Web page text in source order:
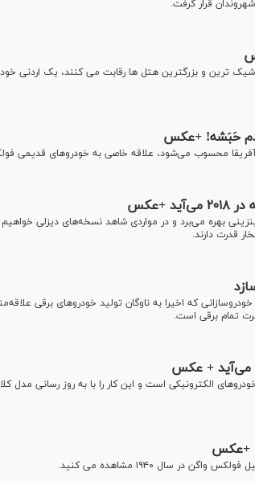
قرار گرفت.
شیک ترین و بزرگترین هتل ها رقابت می کنند، یک اردنی
حَبَشه! +عکس
محسوب می‌شود، علاقه خاصی به خودرو‌های قدیمی
بهره می‌برد و در مواردی شاهد نسخه‌های دیزلی
که اخیرا به ناوگان تولید خودرو‌های برقی
تمام برقی است.
+عکس
در سال ۱۹۴۰ مشاهده می کنید.